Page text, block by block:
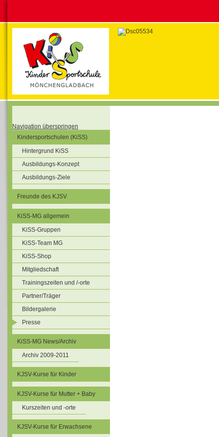
Navigation überspringen
Kindersportschulen (KiSS)
Hintergrund KiSS
Ausbildungs-Konzept
Ausbildungs-Ziele
Freunde des KJSV
KiSS-MG allgemein
KiSS-Gruppen
KiSS-Team MG
KiSS-Shop
Mitgliedschaft
Trainingszeiten und /-orte
Partner/Träger
Bildergalerie
Presse
KiSS-MG News/Archiv
Archiv 2009-2011
KJSV-Kurse für Kinder
KJSV-Kurse für Mutter + Baby
Kurszeiten und -orte
KJSV-Kurse für Erwachsene